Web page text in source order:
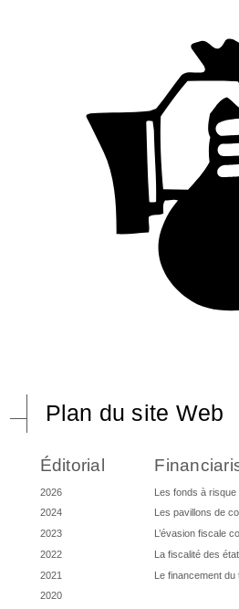
Plan du site Web
Éditorial
2026
2024
2023
2022
2021
2020
Les fonds à risque
Les pavillons de
L’évasion fiscale
La fiscalité des
Le financement du